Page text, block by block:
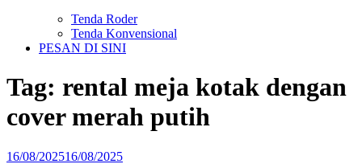
Tenda Roder
Tenda Konvensional
PESAN DI SINI
Tag: rental meja kotak dengan
cover merah putih
Diposkan
16/08/202516/08/2025